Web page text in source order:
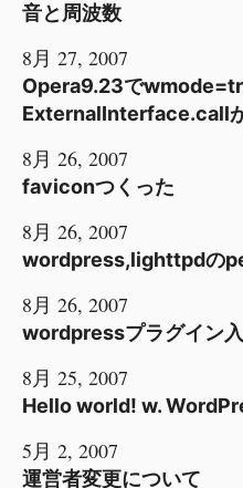
音と周波数
8月 27, 2007
Opera9.23で
ExternalInterface.call
8月 26, 2007
faviconつくった
8月 26, 2007
wordpress,lighttpdの
8月 26, 2007
wordpressプラグイン
8月 25, 2007
Hello world! w.
5月 2, 2007
運営者変更について